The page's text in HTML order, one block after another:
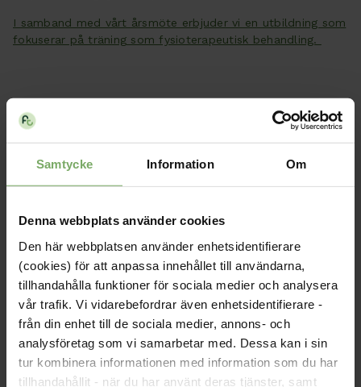
Samtycke Information Om
Denna webbplats använder cookies
Den här webbplatsen använder enhetsidentifierare
(cookies) för att anpassa innehållet till användarna,
tillhandahålla funktioner för sociala medier och analysera
vår trafik. Vi vidarebefordrar även enhetsidentifierare -
från din enhet till de sociala medier, annons- och
analysföretag som vi samarbetar med. Dessa kan i sin
tur kombinera informationen med information som du har
tillhandahållit - när du har använt deras tjänster, samt
Plats: Digitalt via Teams.
I samband med vårt årsmöte erbjuder vi en utbildning som
fokuserar på träning som fysioterapeutisk behandling.